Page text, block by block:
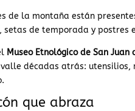
de la montaña están
setas de temporada y postres
Museo Etnológico de San Juan
décadas atrás:
que abraza